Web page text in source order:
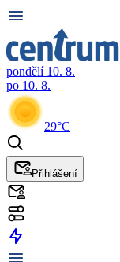
pondělí 10. 8.
po 10. 8.
29°C
Přihlášení